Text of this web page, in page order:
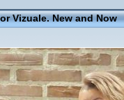
Vizuale. New and Now